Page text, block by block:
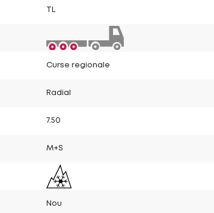
Curse regionale
Radial
7.50
M+S
Nou